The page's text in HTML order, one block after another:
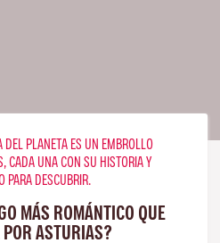
PLANETA ES UN EMBROLLO
CADA UNA CON SU HISTORIA Y
PARA DESCUBRIR.
MÁS ROMÁNTICO QUE
POR ASTURIAS?